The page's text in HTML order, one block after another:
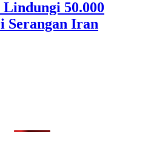
50.000
Serangan Iran